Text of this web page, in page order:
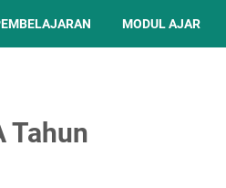
MODUL AJAR
Tahun